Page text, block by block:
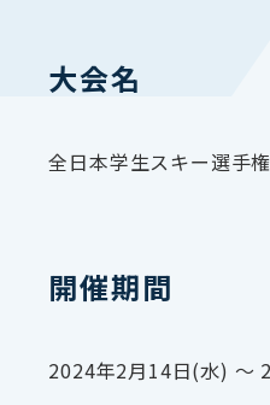
大会名
全日本学生スキー選手
開催期間
2024年2月14日(水) 〜